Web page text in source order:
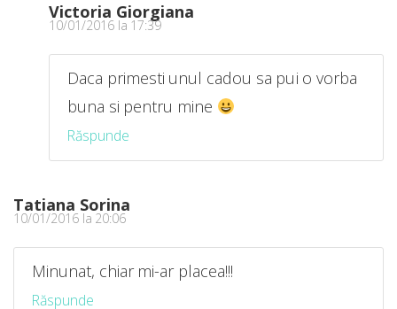
Victoria Giorgiana
10/01/2016 la 17:39
Daca primesti unul cadou sa pui o vorba
buna si pentru mine
Răspunde
Tatiana Sorina
10/01/2016 la 20:06
Minunat, chiar mi-ar placea!!!
Răspunde